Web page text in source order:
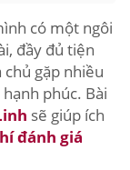
có một ngôi
đầy đủ tiện
chủ gặp nhiều
phúc. Bài
sẽ giúp ích
đánh giá